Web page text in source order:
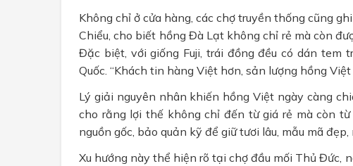
Không chỉ ở cửa hàng, các chợ truyền thống cũng
Chiểu, cho biết hồng Đà Lạt không chỉ rẻ mà còn
Đặc biệt, với giống Fuji, trái đồng đều có dán tem
Quốc. “Khách tin hàng Việt hơn, sản lượng hồng
Lý giải nguyên nhân khiến hồng Việt ngày càng
cho rằng lợi thế không chỉ đến từ giá rẻ mà còn
nguồn gốc, bảo quản kỹ để giữ tươi lâu, mẫu mã
Xu hướng này thể hiện rõ tại chợ đầu mối Thủ Đức,